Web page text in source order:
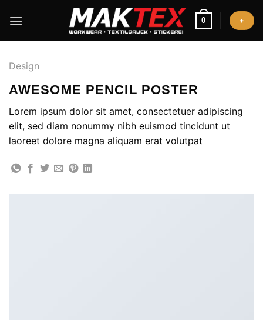
Inhalt
0 +
Design
AWESOME PENCIL POSTER
Lorem ipsum dolor sit amet, consectetuer adipiscing
elit, sed diam nonummy nibh euismod tincidunt ut
laoreet dolore magna aliquam erat volutpat